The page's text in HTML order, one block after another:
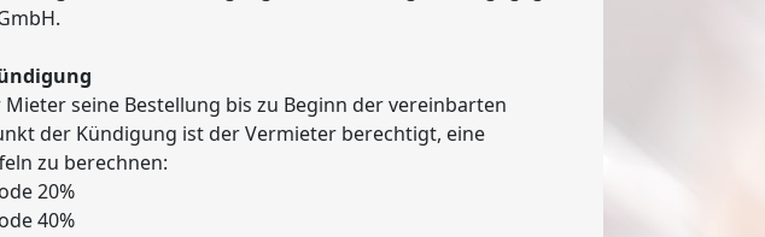
seine Bestellung bis zu Beginn der vereinbarten
der Kündigung ist der Vermieter berechtigt, eine
zu berechnen:
20%
40%